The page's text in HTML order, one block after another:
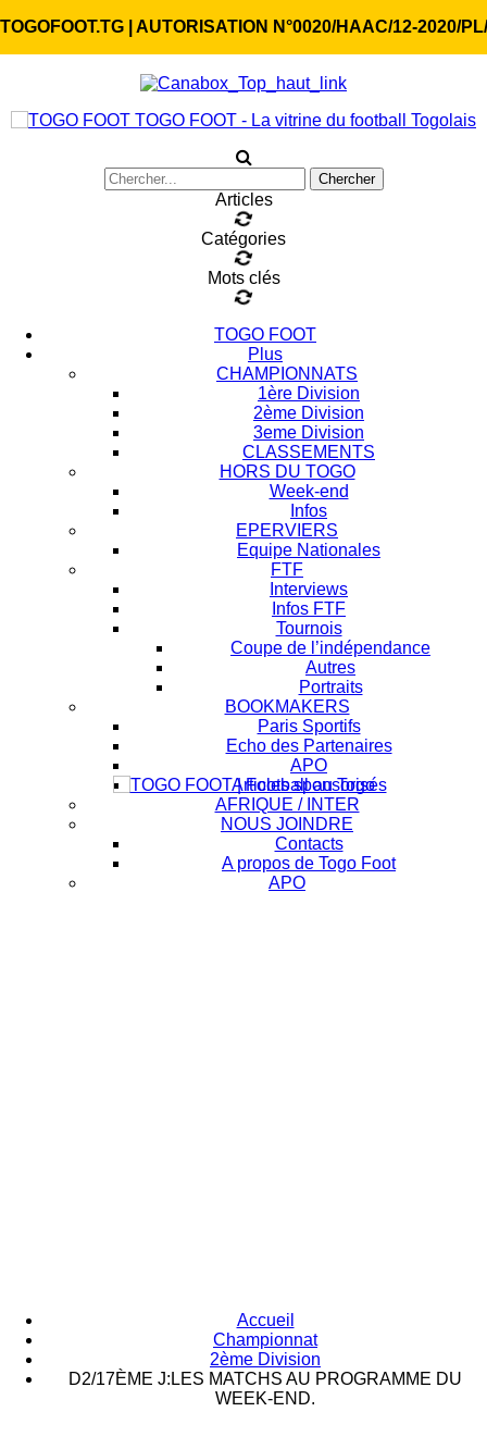
TOGOFOOT.TG | AUTORISATION N°0020/HAAC/12-2020/
TOGO FOOT - La vitrine du football Togolais
Articles
Catégories
Mots clés
TOGO FOOT
Plus
CHAMPIONNATS
1ère Division
2ème Division
3eme Division
CLASSEMENTS
HORS DU TOGO
Week-end
Infos
EPERVIERS
Equipe Nationales
FTF
Interviews
Infos FTF
Tournois
Coupe de l’indépendance
Autres
Portraits
BOOKMAKERS
Paris Sportifs
Echo des Partenaires
APO
Articles sponsorisés
AFRIQUE / INTER
NOUS JOINDRE
Contacts
A propos de Togo Foot
APO
Accueil
Championnat
2ème Division
D2/17ÈME J:LES MATCHS AU PROGRAMME DU
WEEK-END.